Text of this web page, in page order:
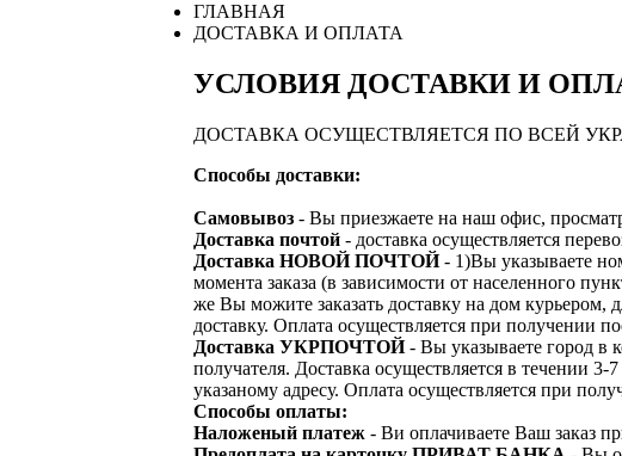
ГЛАВНАЯ
ДОСТАВКА И ОПЛАТА
УСЛОВИЯ ДОСТАВКИ И
ДОСТАВКА ОСУЩЕСТВЛЯЕТСЯ ПО ВСЕЙ
Способы доставки:
Самовывоз - Вы приезжаете на наш офис,
Доставка почтой - доставка осуществляется
Доставка НОВОЙ ПОЧТОЙ- 1)Вы указываете
момента заказа (в зависимости от населенного
же Вы можите заказать доставку на дом курьером,
доставку. Оплата осуществляется при получении
Доставка УКРПОЧТОЙ- Вы указываете город в
получателя. Доставка осуществляется в течении
указаному адресу. Оплата осуществляется при
Способы оплаты:
Наложеный платеж - Ви оплачиваете Ваш заказ